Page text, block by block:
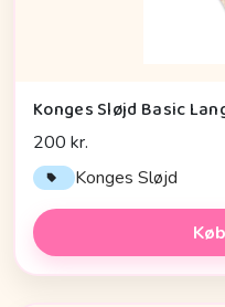
200 kr.
Konges Sløjd